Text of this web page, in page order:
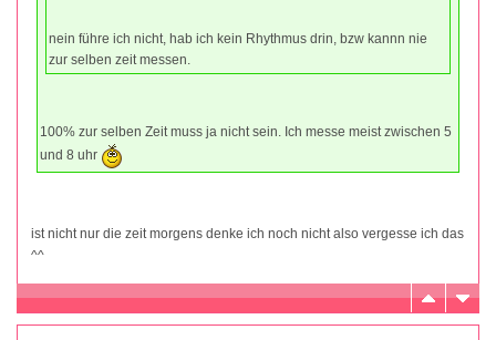
nein führe ich nicht, hab ich kein Rhythmus drin, bzw kannn nie
zur selben zeit messen.
100% zur selben Zeit muss ja nicht sein. Ich messe meist zwischen 5
und 8 uhr
ist nicht nur die zeit morgens denke ich noch nicht also vergesse ich das
^^